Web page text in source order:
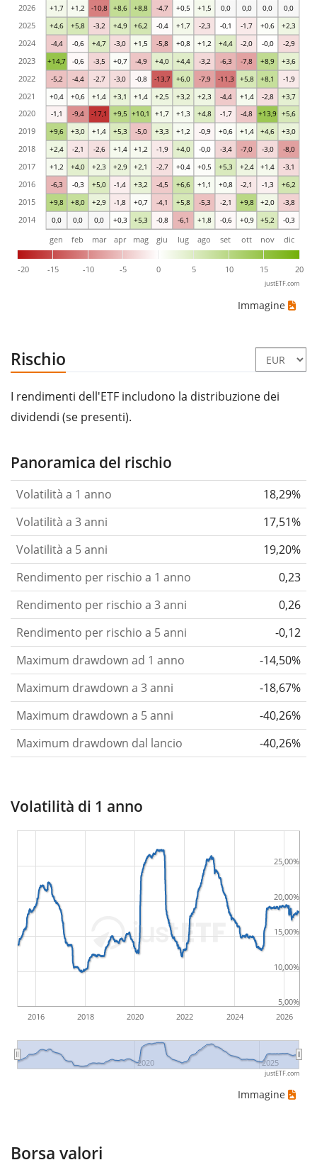
0,0 0,0 0,0 +0,3 +5,3 -0,8 -6,1 +1,8 -0,6 +0,9 +5,2 -0,3
+9,8 +8,0 +2,9 -1,8 +0,7 -4,1 +5,8 -5,3 -2,1 +9,8 +2,0 -3,8
-6,3 -0,3 +5,0 -1,4 +3,2 -4,5 +6,6 +1,1 +0,8 -2,1 -1,3 +6,2
+1,2 +4,0 +2,3 +2,9 +2,1 -2,7 +0,4 +0,5 +5,3 +2,4 +1,4 -3,1
+2,4 -2,1 -2,6 +1,4 +1,2 -1,9 +4,0 -0,0 -3,4 -7,0 -3,0 -8,0
+9,6 +3,0 +1,4 +5,3 -5,0 +3,3 +1,2 -0,9 +0,6 +1,4 +4,6 +3,0
-1,1 -9,4 -17,1 +9,5 +10,1 +1,7 +1,3 +4,8 -1,7 -4,8 +13,9 +5,6
+0,4 +0,6 +1,4 +3,1 +1,4 +2,5 +3,2 +2,3 -4,4 +1,4 -2,8 +3,7
-5,2 -4,4 -2,7 -3,0 -0,8 -13,7 +6,0 -7,9 -11,3 +5,8 +8,1 -1,9
+14,7 -0,6 -3,5 +0,7 -4,9 +4,0 +4,4 -3,2 -6,3 -7,8 +8,9 +3,6
-4,4 -0,6 +4,7 -3,0 +1,5 -5,8 +0,8 +1,2 +4,4 -2,0 -0,0 -2,9
+4,6 +5,8 -3,2 +4,9 +6,2 -0,4 +1,7 -2,3 -0,1 -1,7 +0,6 +2,3
+1,7 +1,2 -10,8 +8,6 +8,8 -4,7 +0,5 +1,5 0,0 0,0 0,0 0,0
-20 -15 -10 -5 0 5 10 15 20
gen feb mar apr mag giu lug ago set ott nov dic
2014
2015
2016
2017
2018
2019
2020
2021
2022
2023
2024
2025
2026
justETF.com
Immagine
Rischio
I rendimenti dell'ETF includono la distribuzione dei
dividendi (se presenti).
Panoramica del rischio
Volatilità a 1 anno
18,29%
Volatilità a 3 anni
17,51%
Volatilità a 5 anni
19,20%
Rendimento per rischio a 1 anno
0,23
Rendimento per rischio a 3 anni
0,26
Rendimento per rischio a 5 anni
-0,12
Maximum drawdown ad 1 anno
-14,50%
Maximum drawdown a 3 anni
-18,67%
Maximum drawdown a 5 anni
-40,26%
Maximum drawdown dal lancio
-40,26%
Volatilità di 1 anno
2016 2018 2020 2022 2024 2026
2020 2025
5,00%
10,00%
15,00%
20,00%
25,00%
justETF.com
Immagine
Borsa valori